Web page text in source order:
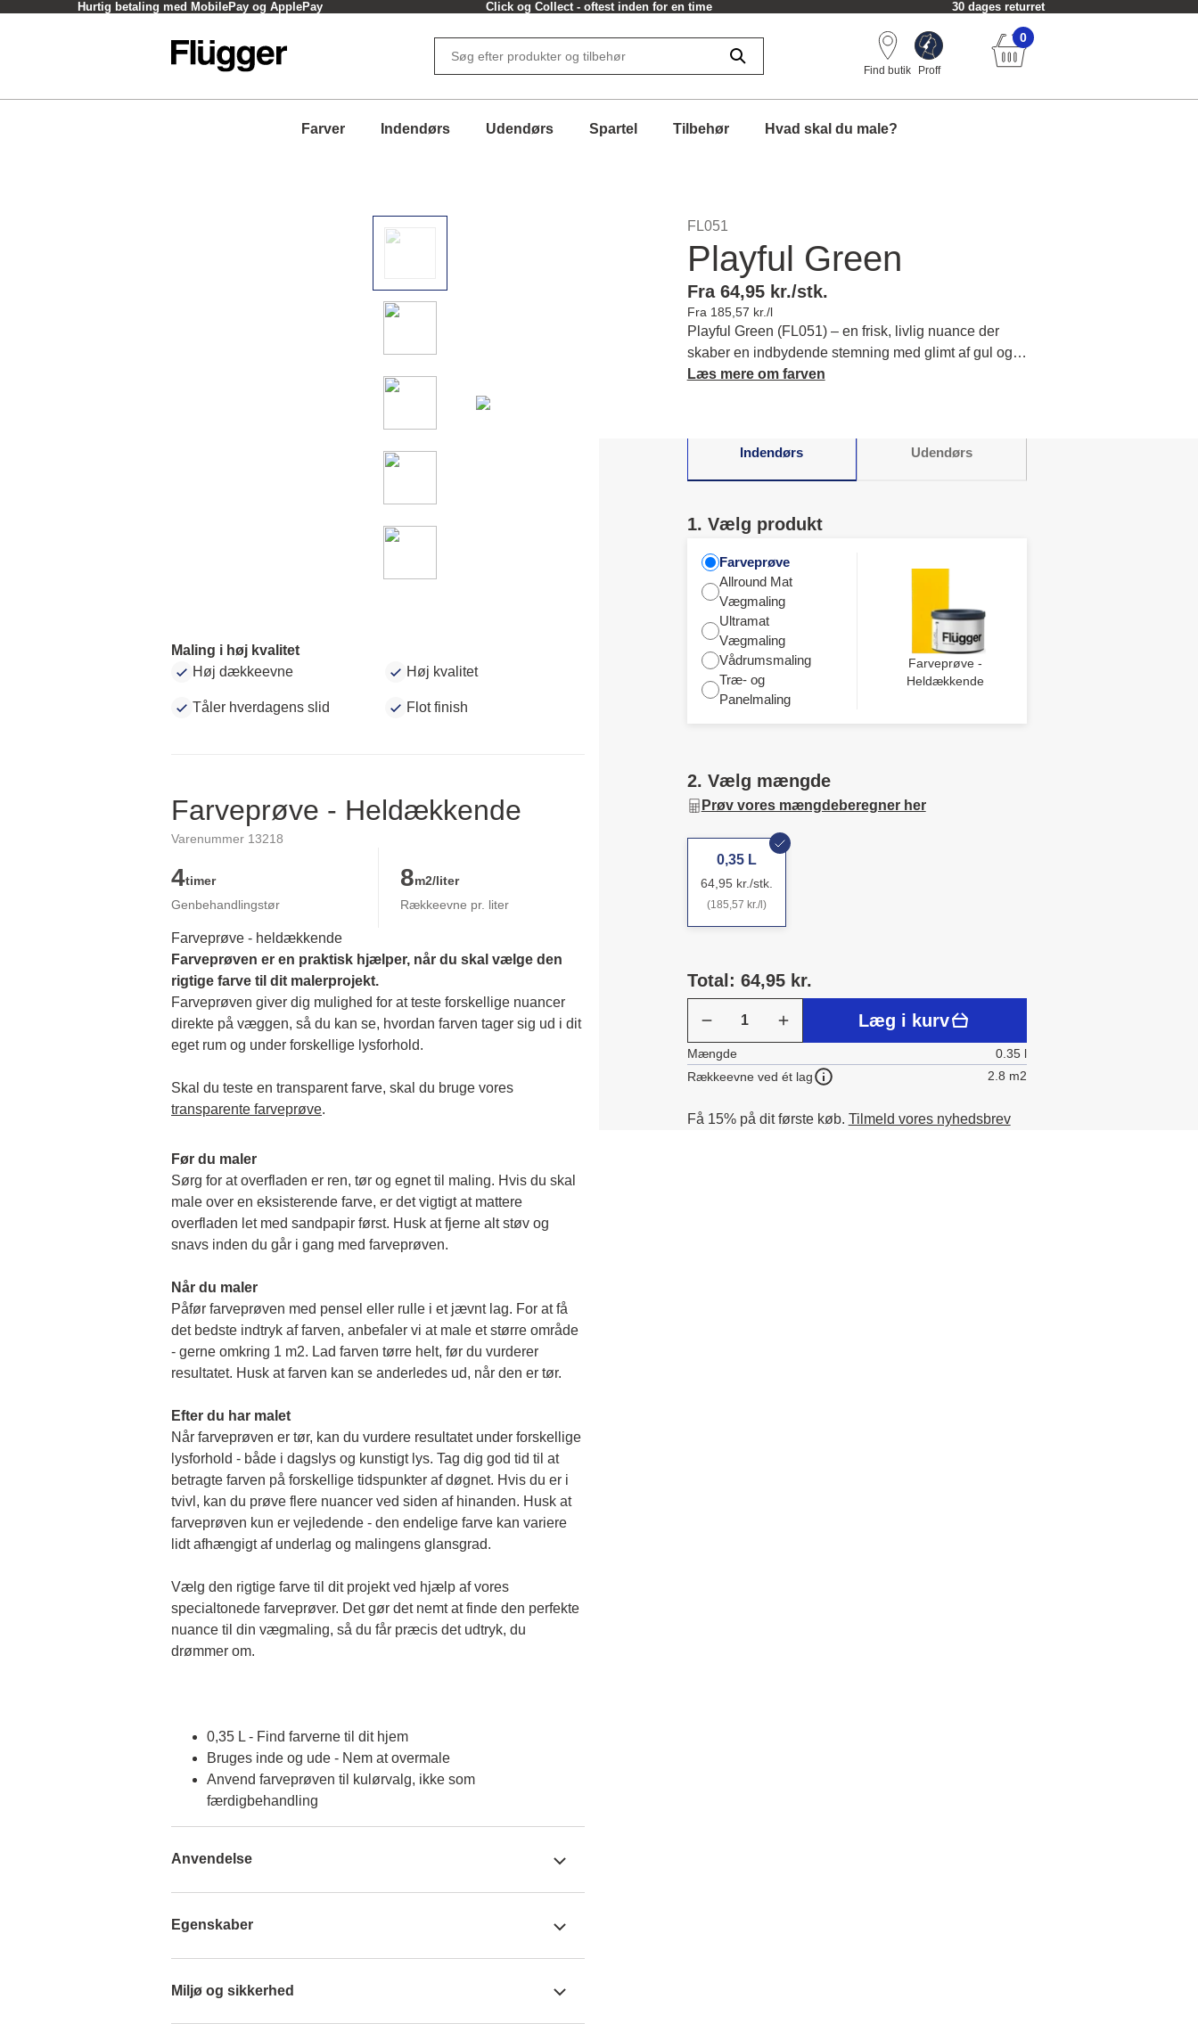
Hurtig betaling med MobilePay og ApplePay Click og Collect - oftest inden for en time 30 dages returret
Find butik Proff
0
Farver Indendørs Udendørs Spartel Tilbehør Hvad skal du male?
Maling i høj kvalitet
Høj dækkeevne
Høj kvalitet
Tåler hverdagens slid Flot finish
Farveprøve - Heldækkende
Varenummer 13218
4timer
Genbehandlingstør
8m2/liter
Rækkeevne pr. liter
Farveprøve - heldækkende
Farveprøven er en praktisk hjælper, når du skal vælge den
rigtige farve til dit malerprojekt.
Farveprøven giver dig mulighed for at teste forskellige nuancer
direkte på væggen, så du kan se, hvordan farven tager sig ud i dit
eget rum og under forskellige lysforhold.
transparente farveprøve.
Før du maler
Sørg for at overfladen er ren, tør og egnet til maling. Hvis du skal
male over en eksisterende farve, er det vigtigt at mattere
overfladen let med sandpapir først. Husk at fjerne alt støv og
snavs inden du går i gang med farveprøven.
Når du maler
Påfør farveprøven med pensel eller rulle i et jævnt lag. For at få
det bedste indtryk af farven, anbefaler vi at male et større område
- gerne omkring 1 m2. Lad farven tørre helt, før du vurderer
resultatet. Husk at farven kan se anderledes ud, når den er tør.
Efter du har malet
Når farveprøven er tør, kan du vurdere resultatet under forskellige
lysforhold - både i dagslys og kunstigt lys. Tag dig god tid til at
betragte farven på forskellige tidspunkter af døgnet. Hvis du er i
tvivl, kan du prøve flere nuancer ved siden af hinanden. Husk at
farveprøven kun er vejledende - den endelige farve kan variere
lidt afhængigt af underlag og malingens glansgrad.
Vælg den rigtige farve til dit projekt ved hjælp af vores
specialtonede farveprøver. Det gør det nemt at finde den perfekte
nuance til din vægmaling, så du får præcis det udtryk, du
drømmer om.
0,35 L - Find farverne til dit hjem
Bruges inde og ude - Nem at overmale
Anvend farveprøven til kulørvalg, ikke som
færdigbehandling
Anvendelse
Egenskaber
Miljø og sikkerhed
FL051
Playful Green
Fra 64,95 kr./stk.
Fra 185,57 kr./l
Playful Green (FL051) – en frisk, livlig nuance der
skaber en indbydende stemning med glimt af gul og
grøn. Den løfter din indretning og tilføjer personlighed
Læs mere om farven
Indendørs Udendørs
1. Vælg produkt
Farveprøve
Allround Mat
Vægmaling
Ultramat
Vægmaling
Vådrumsmaling
Træ- og
Panelmaling
Farveprøve -
Heldækkende
2. Vælg mængde
Prøv vores mængdeberegner her
0,35 L
64,95 kr./stk.
(185,57 kr./l)
Total: 64,95 kr.
Læg i kurv
Mængde
0.35 l
Rækkeevne ved ét lag
2.8 m2
Få 15% på dit første køb. Tilmeld vores nyhedsbrev